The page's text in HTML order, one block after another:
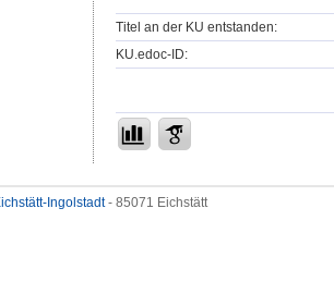
Titel an der KU entstanden:
KU.edoc-ID:
Ingolstadt- 85071 Eichstätt